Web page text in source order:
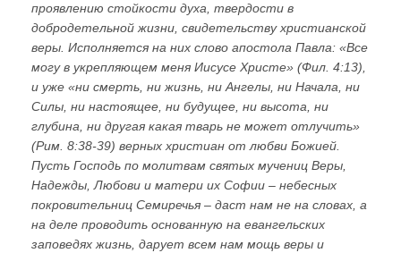
проявлению стойкости духа, твердости в
добродетельной жизни, свидетельству христианской
веры. Исполняется на них слово апостола Павла: «Все
могу в укрепляющем меня Иисусе Христе» (Фил. 4:13),
и уже «ни смерть, ни жизнь, ни Ангелы, ни Начала, ни
Силы, ни настоящее, ни будущее, ни высота, ни
глубина, ни другая какая тварь не может отлучить»
(Рим. 8:38-39) верных христиан от любви Божией.
Пусть Господь по молитвам святых мучениц Веры,
Надежды, Любови и матери их Софии – небесных
покровительниц Семиречья – даст нам не на словах, а
на деле проводить основанную на евангельских
заповедях жизнь, дарует всем нам мощь веры и